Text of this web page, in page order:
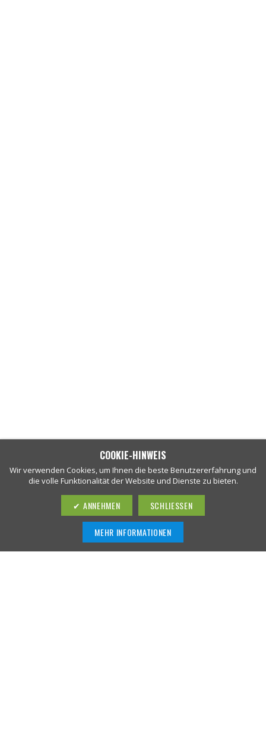
COOKIE-HINWEIS
Wir verwenden Cookies, um Ihnen die beste Benutzererfahrung und
die volle Funktionalität der Website und Dienste zu bieten.
ANNEHMEN SCHLIESSEN
MEHR INFORMATIONEN